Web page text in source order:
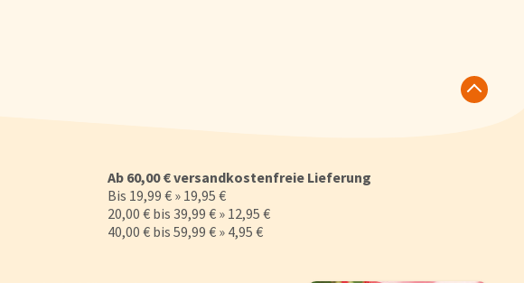
Ab 60,00 € versandkostenfreie Lieferung
Bis 19,99 € » 19,95 €
20,00 € bis 39,99 € » 12,95 €
40,00 € bis 59,99 € » 4,95 €